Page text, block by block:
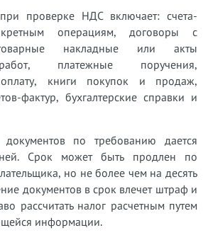
проверке НДС включает: счета-
операциям, договоры с
товарные накладные или акты
платежные поручения,
книги покупок и продаж,
фактур, бухгалтерские справки и
документов по требованию дается
Срок может быть продлен по
но не более чем на десять
документов в срок влечет штраф и
рассчитать налог расчетным путем
информации.